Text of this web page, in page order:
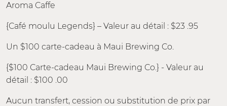
Aroma Caffe
{Café moulu Legends} – Valeur au détail : $23 .95
Un $100 carte-cadeau à Maui Brewing Co.
{$100 Carte-cadeau Maui Brewing Co.} - Valeur au
détail : $100 .00
Aucun transfert, cession ou substitution de prix par